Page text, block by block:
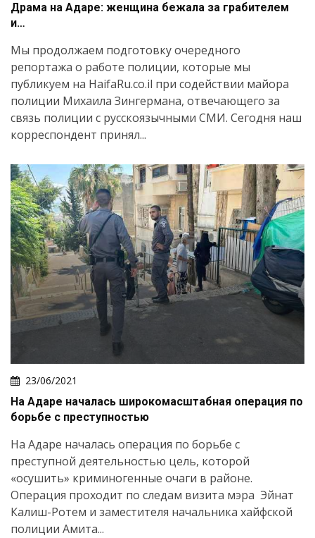
Драма на Адаре: женщина бежала за грабителем
и…
Мы продолжаем подготовку очередного
репортажа о работе полиции, которые мы
публикуем на HaifaRu.co.il при содействии майора
полиции Михаила Зингермана, отвечающего за
связь полиции с русскоязычными СМИ. Сегодня наш
корреспондент принял...
23/06/2021
На Адаре началась широкомасштабная операция по
борьбе с преступностью
На Адаре началась операция по борьбе с
преступной деятельностью цель, которой
«осушить» криминогенные очаги в районе.
Операция проходит по следам визита мэра Эйнат
Калиш-Ротем и заместителя начальника хайфской
полиции Амита...